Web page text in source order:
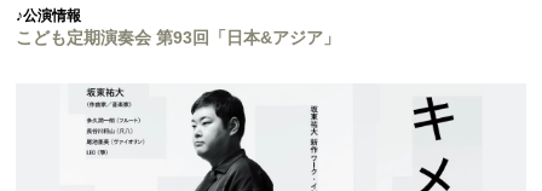
♪公演情報
こども定期演奏会 第93回「日本&アジア」